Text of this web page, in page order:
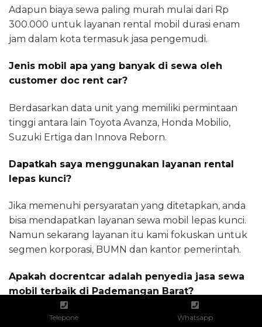
Adapun biaya sewa paling murah mulai dari Rp
300.000 untuk layanan rental mobil durasi enam
jam dalam kota termasuk jasa pengemudi.
Jenis mobil apa yang banyak di sewa oleh
customer doc rent car?
Berdasarkan data unit yang memiliki permintaan
tinggi antara lain Toyota Avanza, Honda Mobilio,
Suzuki Ertiga dan Innova Reborn.
Dapatkah saya menggunakan layanan rental
lepas kunci?
Jika memenuhi persyaratan yang ditetapkan, anda
bisa mendapatkan layanan sewa mobil lepas kunci.
Namun sekarang layanan itu kami fokuskan untuk
segmen korporasi, BUMN dan kantor pemerintah.
Apakah docrentcar adalah penyedia jasa sewa
mobil terbaik di Pademangan Barat?
Online booking 24 jam, armada mobil lengkap dan
Telepone Whatsapp